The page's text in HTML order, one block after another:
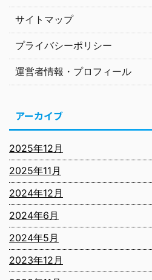
サイトマップ
プライバシーポリシー
運営者情報・プロフィール
アーカイブ
2025年12月
2025年11月
2024年12月
2024年6月
2024年5月
2023年12月